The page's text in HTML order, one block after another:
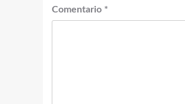
Comentario *